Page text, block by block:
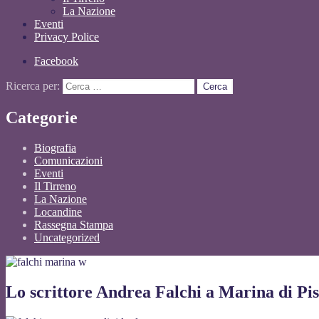
La Nazione
Eventi
Privacy Police
Facebook
Ricerca per:
Categorie
Biografia
Comunicazioni
Eventi
Il Tirreno
La Nazione
Locandine
Rassegna Stampa
Uncategorized
Lo scrittore Andrea Falchi a Marina di